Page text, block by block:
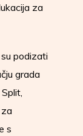
za
podizati
grada
s